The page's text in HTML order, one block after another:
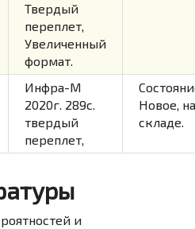
Твердый
переплет,
Увеличенный
формат.
Инфра-М
2020г. 289с.
твердый
переплет,
Новое,
складе.
и